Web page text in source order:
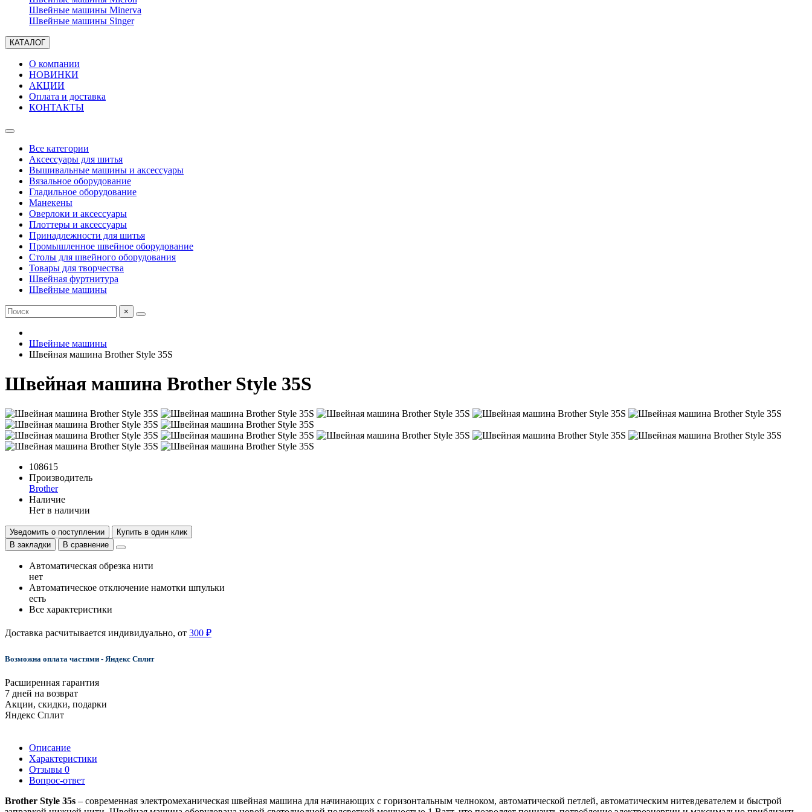
Швейные машины Minerva
Швейные машины Singer
КАТАЛОГ
О компании
НОВИНКИ
АКЦИИ
Оплата и доставка
КОНТАКТЫ
Все категории
Аксессуары для шитья
Вышивальные машины и аксессуары
Вязальное оборудование
Гладильное оборудование
Манекены
Оверлоки и аксессуары
Плоттеры и аксессуары
Принадлежности для шитья
Промышленное швейное оборудование
Столы для швейного оборудования
Товары для творчества
Швейная фуртнитура
Швейные машины
×
Швейные машины
Швейная машина Brother Style 35S
Швейная машина Brother Style 35S
108615
Производитель
Brother
Наличие
Нет в наличии
Уведомить о поступлении
Купить в один клик
В закладки
В сравнение
Автоматическая обрезка нити
нет
Автоматическое отключение намотки шпульки
есть
Все характеристики
Доставка расчитывается индивидуально, от 300 ₽
Возможна оплата частями - Яндекс Сплит
Расширенная гарантия
7 дней на возврат
Акции, скидки, подарки
Яндекс Сплит
Описание
Характеристики
Отзывы 0
Вопрос-ответ
Brother Style 35s – современная электромеханическая швейная машина для начинающих c горизонтальным челноком, автоматической петлей, автоматическим нитевдевателем и быстрой